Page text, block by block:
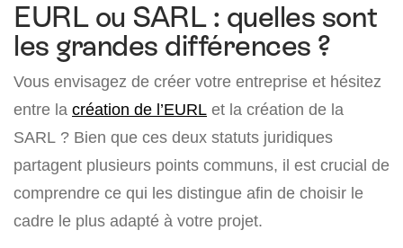
EURL ou SARL : quelles sont
les grandes différences ?
Vous envisagez de créer votre entreprise et hésitez
entre la création de l’EURL et la création de la
SARL ? Bien que ces deux statuts juridiques
partagent plusieurs points communs, il est crucial de
comprendre ce qui les distingue afin de choisir le
cadre le plus adapté à votre projet.